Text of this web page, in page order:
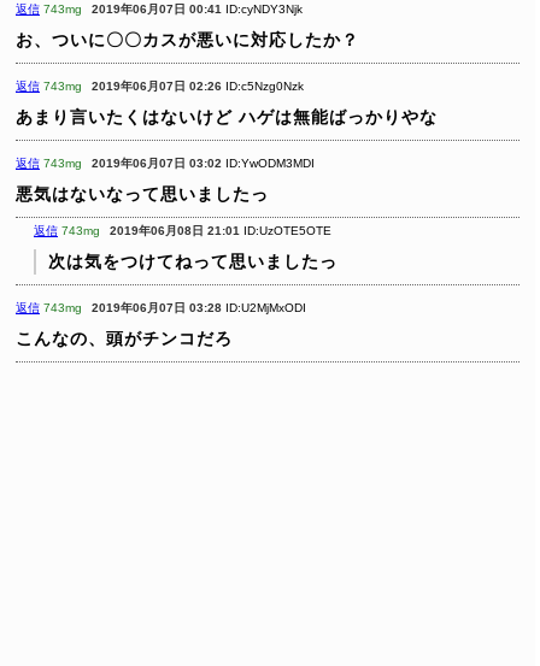
返信 743mg 2019年06月07日 00:41 ID:cyNDY3Njk
お、ついに〇〇カスが悪いに対応したか？
返信 743mg 2019年06月07日 02:26 ID:c5Nzg0Nzk
あまり言いたくはないけど ハゲは無能ばっかりやな
返信 743mg 2019年06月07日 03:02 ID:YwODM3MDI
悪気はないなって思いましたっ
返信 743mg 2019年06月08日 21:01 ID:UzOTE5OTE
次は気をつけてねって思いましたっ
返信 743mg 2019年06月07日 03:28 ID:U2MjMxODI
こんなの、頭がチンコだろ